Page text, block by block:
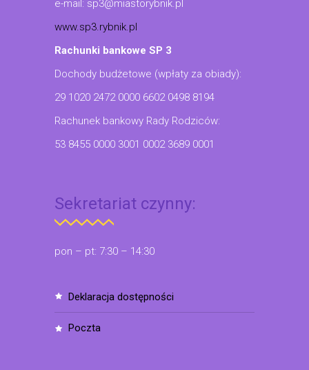
e-mail: sp3@miastorybnik.pl
www.sp3.rybnik.pl
Rachunki bankowe SP 3
Dochody budżetowe (wpłaty za obiady):
29 1020 2472 0000 6602 0498 8194
Rachunek bankowy Rady Rodziców:
53 8455 0000 3001 0002 3689 0001
Sekretariat czynny:
pon – pt: 7:30 – 14:30
deklaracja dostępności
poczta